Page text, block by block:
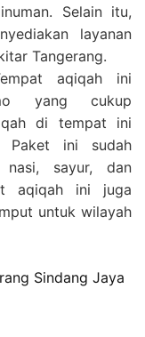
Selain itu,
layanan
Tangerang.
aqiqah ini
yang cukup
di tempat ini
Paket ini sudah
nasi, sayur, dan
aqiqah ini juga
untuk wilayah
Sindang Jaya